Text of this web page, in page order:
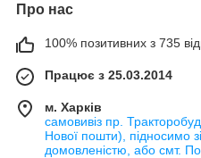
Про нас
100% позитивних з 735
Працює з 25.03.2014
м. Харків
самовивіз пр.
Нової пошти), підносимо
домовленістю, або смт.